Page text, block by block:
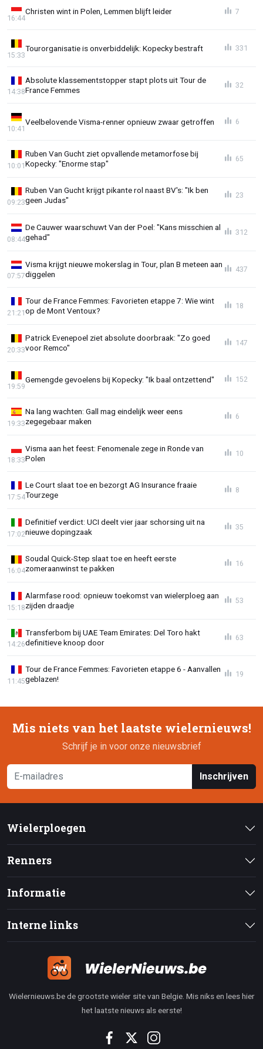
Christen wint in Polen, Lemmen blijft leider
16:44
7
Tourorganisatie is onverbiddelijk: Kopecky bestraft
15:33
331
Absolute klassementstopper stapt plots uit Tour de
France Femmes
14:38
32
Veelbelovende Visma-renner opnieuw zwaar getroffen
10:41
6
Ruben Van Gucht ziet opvallende metamorfose bij
Kopecky: "Enorme stap"
10:01
65
Ruben Van Gucht krijgt pikante rol naast BV's: "Ik ben
geen Judas"
09:23
23
De Cauwer waarschuwt Van der Poel: "Kans misschien al
gehad"
08:44
312
Visma krijgt nieuwe mokerslag in Tour, plan B meteen aan
diggelen
07:57
437
Tour de France Femmes: Favorieten etappe 7: Wie wint
op de Mont Ventoux?
21:21
18
Patrick Evenepoel ziet absolute doorbraak: "Zo goed
voor Remco"
20:33
147
Gemengde gevoelens bij Kopecky: "Ik baal ontzettend"
19:59
152
Na lang wachten: Gall mag eindelijk weer eens
zegegebaar maken
19:33
6
Visma aan het feest: Fenomenale zege in Ronde van
Polen
18:33
10
Le Court slaat toe en bezorgt AG Insurance fraaie
Tourzege
17:54
8
Definitief verdict: UCI deelt vier jaar schorsing uit na
nieuwe dopingzaak
17:02
35
Soudal Quick-Step slaat toe en heeft eerste
zomeraanwinst te pakken
16:04
16
Alarmfase rood: opnieuw toekomst van wielerploeg aan
zijden draadje
15:18
53
Transferbom bij UAE Team Emirates: Del Toro hakt
definitieve knoop door
14:26
63
Tour de France Femmes: Favorieten etappe 6 - Aanvallen
geblazen!
11:45
19
Mis niets van het laatste wielernieuws!
Schrijf je in voor onze nieuwsbrief
Inschrijven
Wielerploegen
Renners
Informatie
Interne links
Wielernieuws.be de grootste wieler site van Belgie. Mis niks en lees hier
het laatste nieuws als eerste!